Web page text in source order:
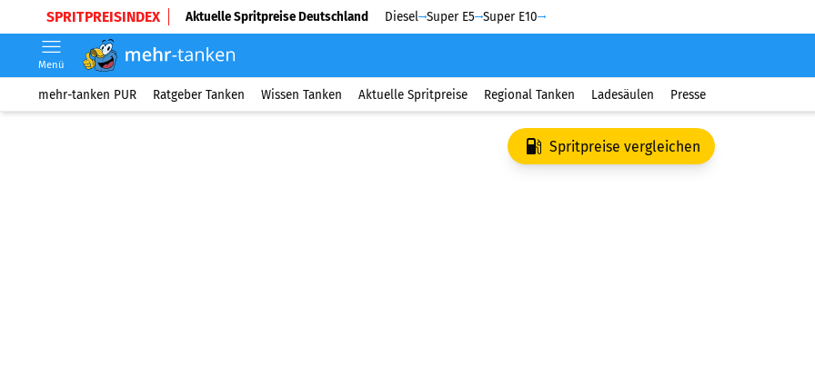
SPRITPREISINDEX Aktuelle Spritpreise Deutschland Diesel Super E5 Super E10
Menü
mehr-tanken PUR Ratgeber Tanken Wissen Tanken Aktuelle Spritpreise Regional Tanken Ladesäulen Presse
Spritpreise vergleichen